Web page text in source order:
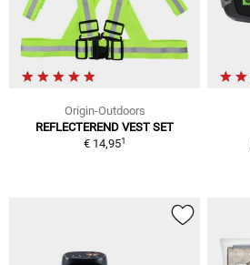
Origin-Outdoors
REFLECTEREND VEST SET
€ 14,951